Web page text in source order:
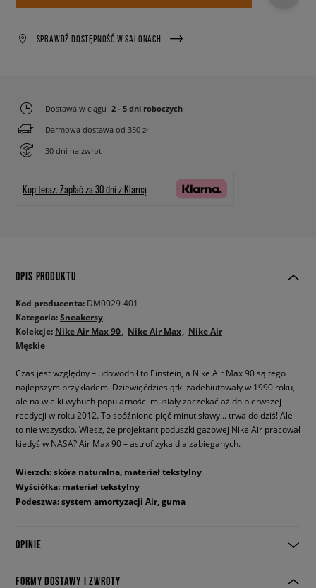
SPRAWDŹ DOSTĘPNOŚĆ W SALONACH
Dostawa w ciągu 2 - 5 dni roboczych
Darmowa dostawa od 350 zł
30 dni na zwrot
Kup teraz. Zapłać za 30 dni z Klarną
OPIS PRODUKTU
Kod producenta: DM0029-401
Kategoria:Sneakersy
Kolekcje: Nike Air Max 90 Nike Air Max
Nike Air
Męskie
Czas jest względny – udowodnił to Einstein, a Nike Air Max 90 są tego
najlepszym przykładem. Dziewięćdziesiątki zadebiutowały w 1990 roku,
ale na wielki wybuch popularności musiały zaczekać aż do pierwszej
reedycji w roku 2012. To spóźnione pięć minut sławy... trwa do dziś! Ale
to nie wszystko. Wiesz, że projektant poduszki gazowej Nike Air pracował
kiedyś w NASA? Air Max 90 – astrofizyka dla zabieganych.
Wierzch: skóra naturalna, materiał tekstylny
Wyściółka: materiał tekstylny
Podeszwa: system amortyzacji Air, guma
OPINIE
FORMY DOSTAWY I ZWROTY